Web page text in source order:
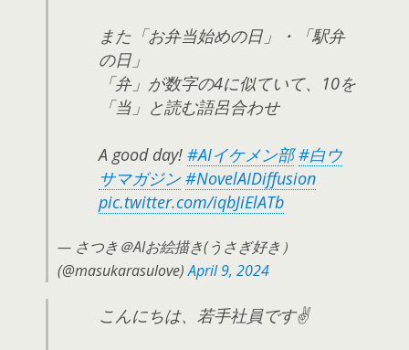
また「お弁当始めの日」・「駅弁
の日」
「弁」が数字の4に似ていて、10を
「当」と読む語呂合わせ
A good day! #AIイケメン部 #白ウ
サマガジン #NovelAIDiffusion
pic.twitter.com/iqbJiElATb
— さつき＠AIお絵描き(うさぎ好き）
(@masukarasulove)April 9, 2024
こんにちは、若手社員です✌️